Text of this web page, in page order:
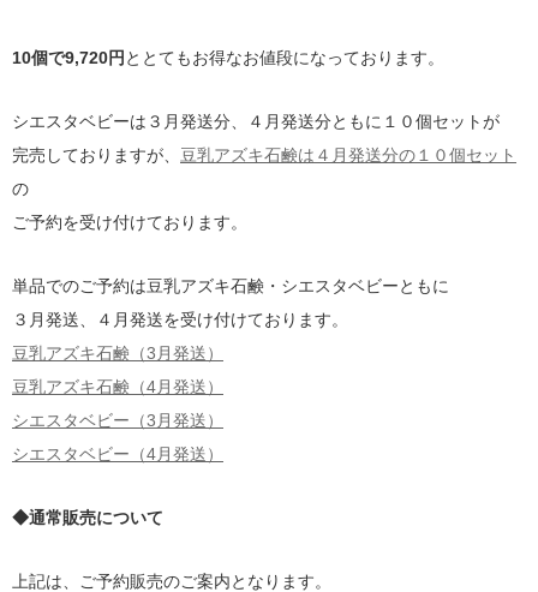
10個で9,720円 ととてもお得なお値段になっております。
シエスタベビーは３月発送分、４月発送分ともに１０個セットが
完売しておりますが、 豆乳アズキ石鹸は４月発送分の１０個セット
の
ご予約を受け付けております。
単品でのご予約は豆乳アズキ石鹸・シエスタベビーともに
３月発送、４月発送を受け付けております。
豆乳アズキ石鹸（3月発送）
豆乳アズキ石鹸（4月発送）
シエスタベビー（3月発送）
シエスタベビー（4月発送）
◆通常販売について
上記は、ご予約販売のご案内となります。